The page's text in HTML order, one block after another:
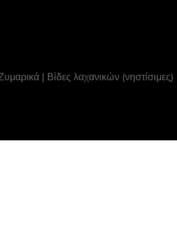
| Βίδες λαχανικών (νηστίσιμες)